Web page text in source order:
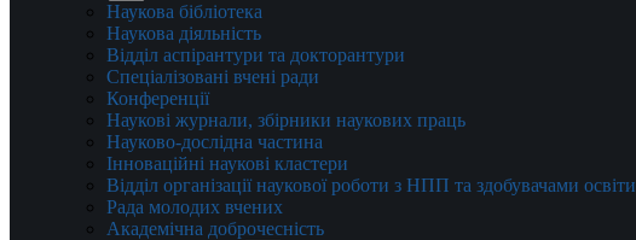
Наукова бібліотека
Наукова діяльність
Відділ аспірантури та докторантури
Спеціалізовані вчені ради
Конференції
Наукові журнали, збірники наукових праць
Науково-дослідна частина
Інноваційні наукові кластери
Відділ організації наукової роботи з НПП та здобувачами освіти
Рада молодих вчених
Академічна доброчесність